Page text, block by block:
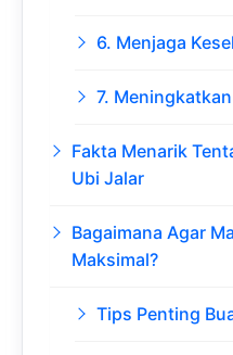
6. Menjaga
7.
Fakta Menarik
Ubi Jalar
Bagaimana Agar
Maksimal?
Tips Penting